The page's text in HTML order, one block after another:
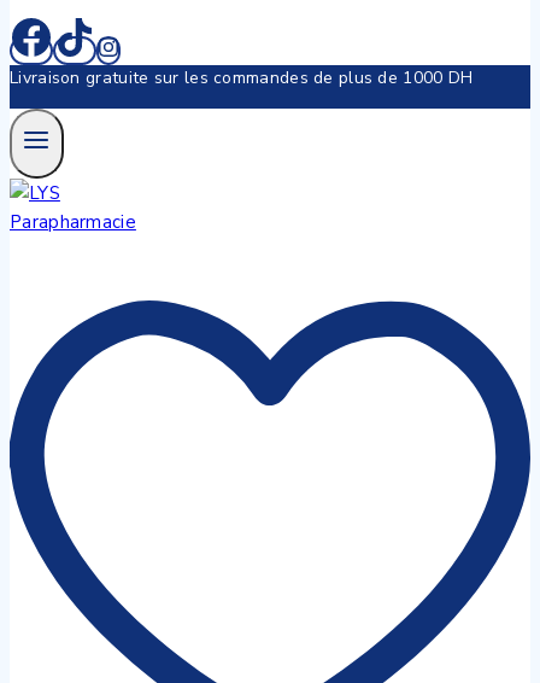
Livraison gratuite sur les commandes de plus de 1000 DH